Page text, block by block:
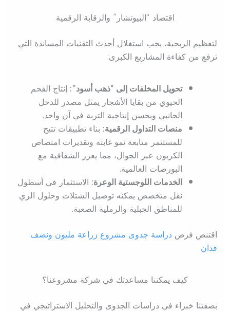
اقتصاد “البيوتشار” والرقابة الرقمية
لتعظيم الربحية، يجب استغلال أحدث التقنيات المساندة التي
ترفع من كفاءة المشاريع الكبرى:
تحويل المخلفات إلى “ذهب أسود”:إنتاج الفحم
الحيوي من بقايا الأشجار يمثل مصدر للدخل
الجانبي ويحسن إنتاجية التربة في آن واحد.
منصات التداول الرقمية:بناء تطبيقات تتيح
للمستثمر متابعة نمو غابته وتقديرات امتصاص
الكربون عبر الجوال، مما يعزز الشفافية مع
البورصات العالمية.
الخدمات اللوجستية الوعرة:الاستثمار في أسطول
نقل متخصص يمكنه توصيل الشتلات وحلول الري
للمناطق الجبلية والرملية الصعبة.
اقتنص فرص دراسة جدوى مشروع زراعة مليون ونصف
فدان
كيف يمكننا مساعدتك في شركة مشروعنا؟
بصفتنا خبراء في دراسات الجدوى والتحليل الاستراتيجي في